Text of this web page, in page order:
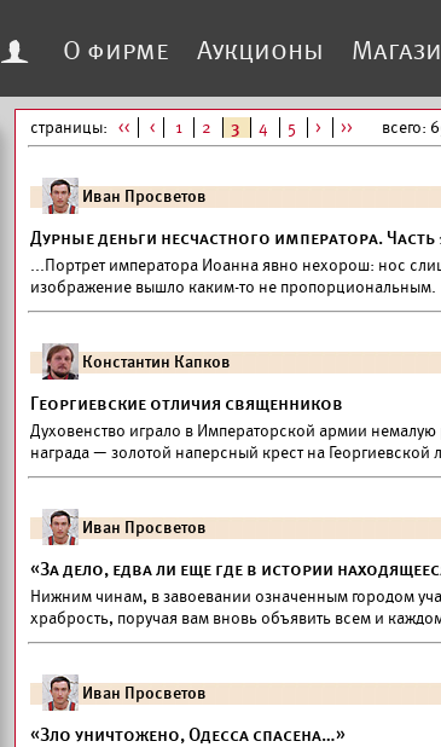
f О фирме Аукционы
страницы: << < 1 2 3 4 5 > >> всего:
Иван Просветов
Дурные деньги несчастного императора. Часть
...Портрет императора Иоанна явно нехорош: нос
изображение вышло каким-то не пропорциональным.
Константин Капков
Георгиевские отличия священников
Духовенство играло в Императорской армии
награда — золотой наперсный крест на Георгиевской
Иван Просветов
«За дело, едва ли еще где в истории
Нижним чинам, в завоевании означенным городом
храбрость, поручая вам вновь объявить всем и
Иван Просветов
«Зло уничтожено, Одесса спасена…»